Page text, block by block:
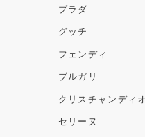
プラダ
グッチ
フェンディ
ブルガリ
クリスチャンディ
セリーヌ